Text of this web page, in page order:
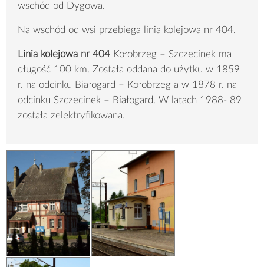
wschód od Dygowa.
Na wschód od wsi przebiega linia kolejowa nr 404.
Linia kolejowa nr 404 Kołobrzeg – Szczecinek ma
długość 100 km. Została oddana do użytku w 1859
r. na odcinku Białogard – Kołobrzeg a w 1878 r. na
odcinku Szczecinek – Białogard. W latach 1988- 89
została zelektryfikowana.